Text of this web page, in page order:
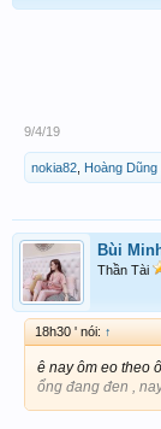
9/4/19
nokia82 Hoàng Dũng
Bùi
Thần Tài
18h30 ' nói: ↑
ê nay ôm eo theo
ổng đang đen ,